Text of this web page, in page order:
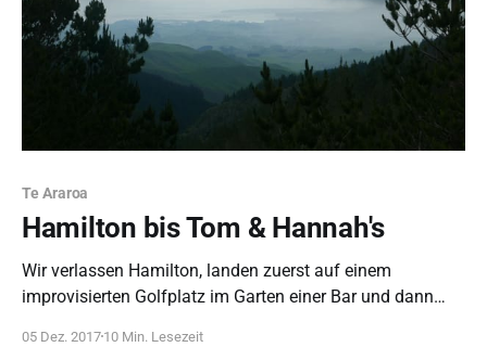
Te Araroa
Hamilton bis Tom & Hannah's
Wir verlassen Hamilton, landen zuerst auf einem
improvisierten Golfplatz im Garten einer Bar und dann
Possum und tropischem Regenguss.
05 Dez. 2017 10 Min. Lesezeit